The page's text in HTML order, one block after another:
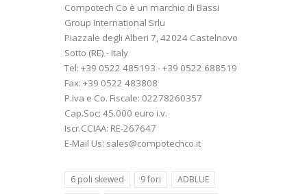
Compotech Co è un marchio di Bassi
Group International Srlu
Piazzale degli Alberi 7, 42024 Castelnovo
Sotto (RE) - Italy
Tel: +39 0522 485193 - +39 0522 688519
Fax: +39 0522 483808
P.iva e Co. Fiscale: 02278260357
Cap.Soc: 45.000 euro i.v.
Iscr.CCIAA: RE-267647
E-Mail Us: sales@compotechco.it
6 poli skewed 9 fori
ADBLUE